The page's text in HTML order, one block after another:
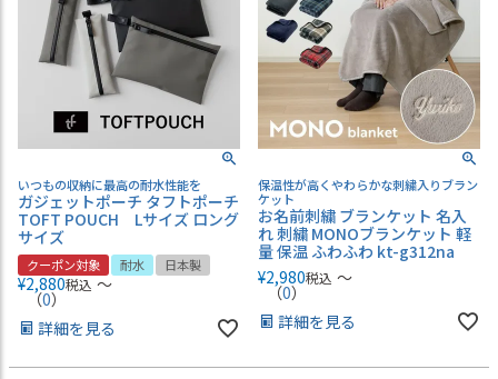
いつもの収納に最高の耐水性能を
ガジェットポーチ タフトポーチ
TOFT POUCH Lサイズ ロング
サイズ
クーポン対象 耐水 日本製
¥2,880税込 〜
（0）
詳細を見る
保温性が高くやわらかな刺繍入りブラン
ケット
お名前刺繍 ブランケット 名入
れ 刺繍 MONOブランケット 軽
量 保温 ふわふわ kt-g312na
¥2,980税込 〜
（0）
詳細を見る